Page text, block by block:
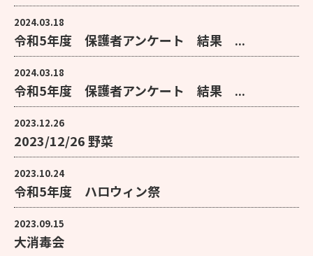
2024.03.18
令和5年度 保護者アンケート 結果 ...
2024.03.18
令和5年度 保護者アンケート 結果 ...
2023.12.26
2023/12/26 野菜
2023.10.24
令和5年度 ハロウィン祭
2023.09.15
大消毒会